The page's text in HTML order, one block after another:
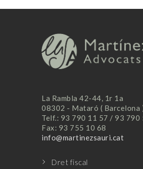
La Rambla 42-44, 1r 1a
08302 - Mataró ( Barcelona
Telf.: 93 790 11 57 / 93 790
Fax: 93 755 10 68
info@martinezsauri.cat
Dret fiscal